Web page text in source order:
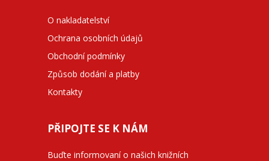
O nakladatelství
Ochrana osobních údajů
Obchodní podmínky
Způsob dodání a platby
Kontakty
PŘIPOJTE SE K NÁM
Buďte informovaní o našich knižních